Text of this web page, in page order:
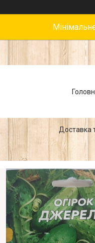
Доставка